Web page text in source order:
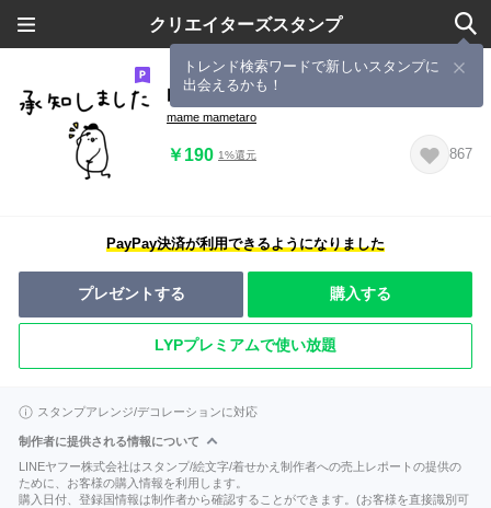
クリエイターズスタンプ
トレンド検索ワードで新しいスタンプに
出会えるかも！
白い鳥とぴよ吉＊敬語編。
mame mametaro
￥190 1%還元 867
PayPay決済が利用できるようになりました
プレゼントする 購入する
LYPプレミアムで使い放題
スタンプアレンジ/デコレーションに対応
制作者に提供される情報について
LINEヤフー株式会社はスタンプ/絵文字/着せかえ制作者への売上レポートの提供の
ために、お客様の購入情報を利用します。
購入日付、登録国情報は制作者から確認することができます。(お客様を直接識別可